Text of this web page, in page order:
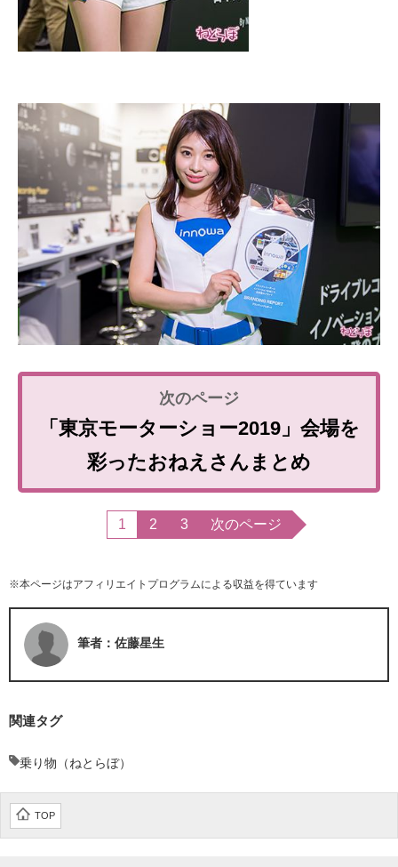
「東京モーターショー2019」会場を
彩ったおねえさんまとめ
1 2 3 次のページ
※本ページはアフィリエイトプログラムによる収益を得ています
筆者：佐藤星生
関連タグ
乗り物（ねとらぼ）
TOP